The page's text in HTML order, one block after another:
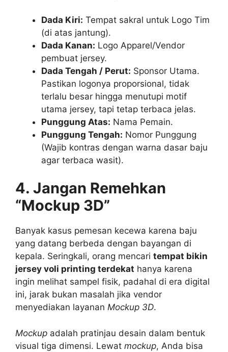
Dada Kiri: Tempat sakral untuk Logo Tim
(di atas jantung).
Dada Kanan: Logo Apparel/Vendor
pembuat jersey.
Dada Tengah / Perut: Sponsor Utama.
Pastikan logonya proporsional, tidak
terlalu besar hingga menutupi motif
utama jersey, tapi tetap terbaca jelas.
Punggung Atas: Nama Pemain.
Punggung Tengah: Nomor Punggung
(Wajib kontras dengan warna dasar baju
agar terbaca wasit).
4. Jangan Remehkan
“Mockup 3D”
Banyak kasus pemesan kecewa karena baju
yang datang berbeda dengan bayangan di
kepala. Seringkali, orang mencari tempat bikin
jersey voli printing terdekat hanya karena
ingin melihat sampel fisik, padahal di era digital
ini, jarak bukan masalah jika vendor
menyediakan layanan Mockup 3D.
Mockup adalah pratinjau desain dalam bentuk
visual tiga dimensi. Lewat mockup, Anda bisa